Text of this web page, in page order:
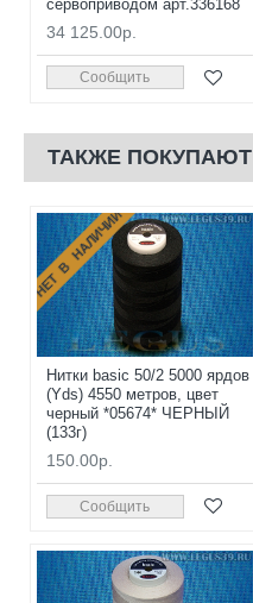
сервоприводом арт.336168
34 125.00р.
Сообщить
ТАКЖЕ ПОКУПАЮТ
НЕТ В НАЛИЧИИ
Нитки basic 50/2 5000 ярдов
(Yds) 4550 метров, цвет
черный *05674* ЧЕРНЫЙ
(133г)
150.00р.
Сообщить